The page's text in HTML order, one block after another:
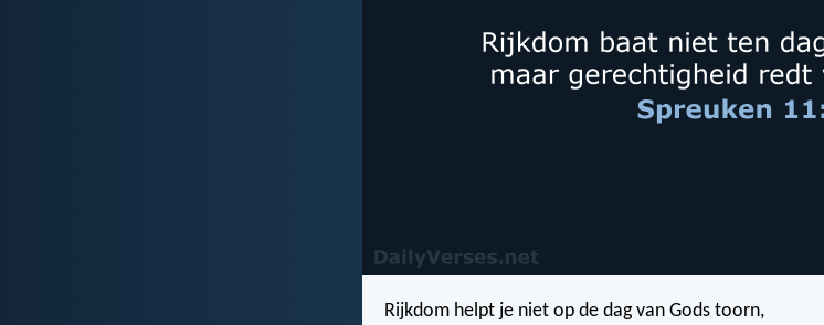
Rijkdom helpt je niet op de dag van Gods toorn,